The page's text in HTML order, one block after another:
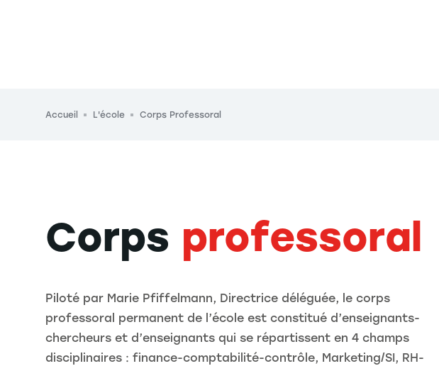
Fil d'Ariane
Accueil L'école Corps Professoral
Corps professoral
Piloté par Marie Pfiffelmann, Directrice déléguée, le corps
professoral permanent de l’école est constitué d’enseignants-
chercheurs et d’enseignants qui se répartissent en 4 champs
disciplinaires : finance-comptabilité-contrôle, Marketing/SI, RH-